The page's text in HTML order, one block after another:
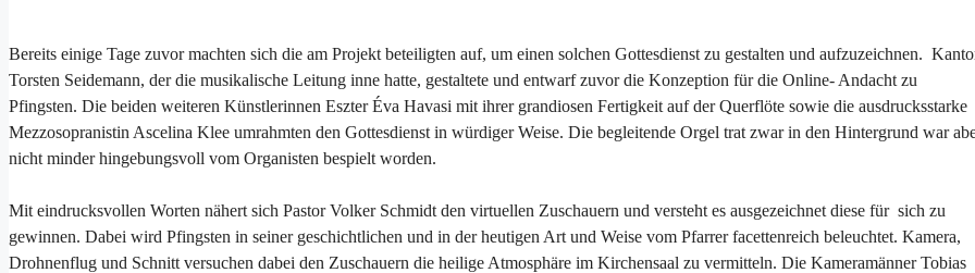
Bereits einige Tage zuvor machten sich die am Projekt beteiligten auf, um einen solchen Gottesdienst zu gestalten und aufzuzeichnen.
Torsten Seidemann, der die musikalische Leitung inne hatte, gestaltete und entwarf zuvor die Konzeption für die Online- Andacht zu
Pfingsten. Die beiden weiteren Künstlerinnen Eszter Éva Havasi mit ihrer grandiosen Fertigkeit auf der Querflöte sowie die ausdrucksstarke
Mezzosopranistin Ascelina Klee umrahmten den Gottesdienst in würdiger Weise. Die begleitende Orgel trat zwar in den Hintergrund war
nicht minder hingebungsvoll vom Organisten bespielt worden.
Mit eindrucksvollen Worten nähert sich Pastor Volker Schmidt den virtuellen Zuschauern und versteht es ausgezeichnet diese für sich zu
gewinnen. Dabei wird Pfingsten in seiner geschichtlichen und in der heutigen Art und Weise vom Pfarrer facettenreich beleuchtet. Kamera,
Drohnenflug und Schnitt versuchen dabei den Zuschauern die heilige Atmosphäre im Kirchensaal zu vermitteln. Die Kameramänner Tobias